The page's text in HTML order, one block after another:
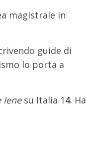
magistrale in
guide di
lo porta a
Ienesu Italia 14. Ha